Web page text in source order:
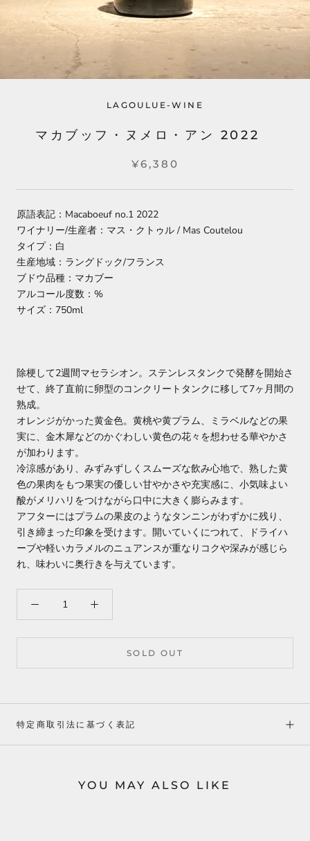
LAGOULUE-WINE
マカブッフ・ヌメロ・アン 2022
¥6,380
原語表記：Macaboeuf no.1 2022
ワイナリー/生産者：マス・クトゥル / Mas Coutelou
タイプ：白
生産地域：ラングドック/フランス
ブドウ品種：マカブー
アルコール度数：%
サイズ：750ml
除梗して2週間マセラシオン。ステンレスタンクで発酵を開始さ
せて、終了直前に卵型のコンクリートタンクに移して7ヶ月間の
熟成。
オレンジがかった黄金色。黄桃や黄プラム、ミラベルなどの果
実に、金木犀などのかぐわしい黄色の花々を想わせる華やかさ
が加わります。
冷涼感があり、みずみずしくスムーズな飲み心地で、熟した黄
色の果肉をもつ果実の優しい甘やかさや充実感に、小気味よい
酸がメリハリをつけながら口中に大きく膨らみます。
アフターにはプラムの果皮のようなタンニンがわずかに残り、
引き締まった印象を受けます。開いていくにつれて、ドライハ
ーブや軽いカラメルのニュアンスが重なりコクや深みが感じら
れ、味わいに奥行きを与えています。
SOLD OUT
特定商取引法に基づく表記
YOU MAY ALSO LIKE